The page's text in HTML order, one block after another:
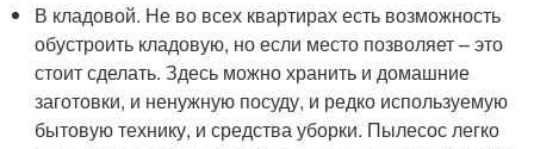
В кладовой. Не во всех квартирах есть возможность
обустроить кладовую, но если место позволяет – это
стоит сделать. Здесь можно хранить и домашние
заготовки, и ненужную посуду, и редко используемую
бытовую технику, и средства уборки. Пылесос легко